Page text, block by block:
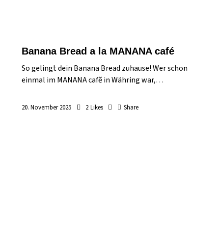
Banana Bread a la MANANA café
So gelingt dein Banana Bread zuhause! Wer schon
einmal im MANANA cafẽ in Währing war,…
20. November 2025 2 Likes Share